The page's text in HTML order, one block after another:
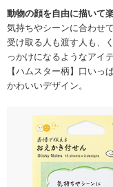
動物の顔を自由に描いて
気持ちやシーンに合わせ
受け取る人も渡す人も、
っかけになるようなアイ
【ハムスター柄】口いっ
かわいいデザイン。